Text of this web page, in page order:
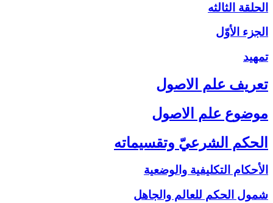
الحلقة الثالثه
الجزء الأوّل‏
تمهيد
تعريف علم الاصول‏
موضوع علم الاصول‏
الحكم الشرعيّ وتقسيماته‏
الأحكام التكليفية والوضعية
شمول الحكم للعالم والجاهل